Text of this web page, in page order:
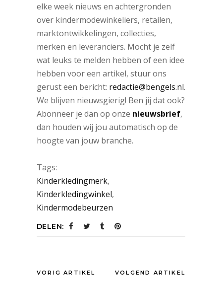
elke week nieuws en achtergronden
over kindermodewinkeliers, retailen,
marktontwikkelingen, collecties,
merken en leveranciers. Mocht je zelf
wat leuks te melden hebben of een idee
hebben voor een artikel, stuur ons
gerust een bericht: redactie@bengels.nl.
We blijven nieuwsgierig! Ben jij dat ook?
Abonneer je dan op onze nieuwsbrief,
dan houden wij jou automatisch op de
hoogte van jouw branche.
Tags:
Kinderkledingmerk,
Kinderkledingwinkel,
Kindermodebeurzen
DELEN:
VORIG ARTIKEL VOLGEND ARTIKEL